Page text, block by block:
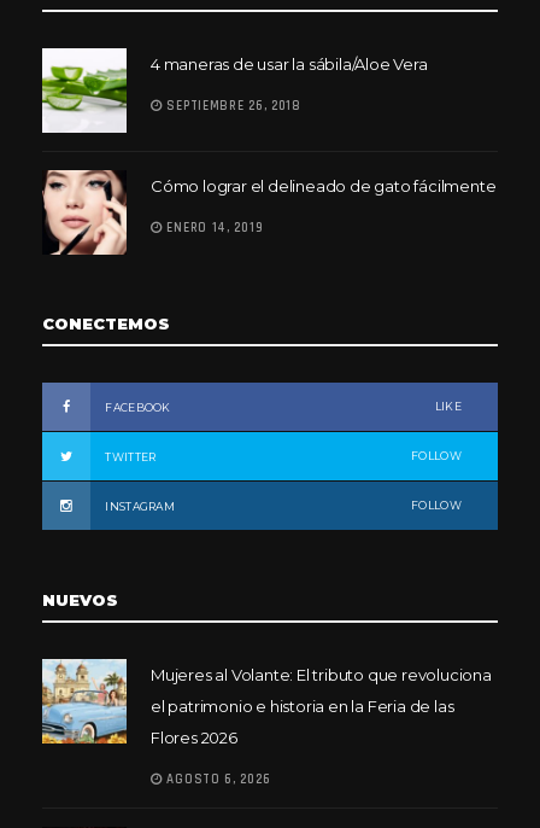
4 maneras de usar la sábila/Aloe Vera
SEPTIEMBRE 26, 2018
Cómo lograr el delineado de gato fácilmente
ENERO 14, 2019
CONECTEMOS
FACEBOOK LIKE
TWITTER FOLLOW
INSTAGRAM FOLLOW
NUEVOS
Mujeres al Volante: El tributo que revoluciona
el patrimonio e historia en la Feria de las
Flores 2026
AGOSTO 6, 2026